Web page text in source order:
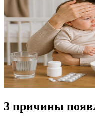
3 причины